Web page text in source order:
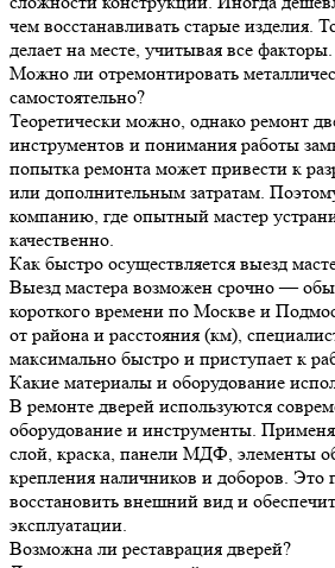
чем восстанавливать старые изделия.
делает на месте, учитывая все факторы.
Можно ли отремонтировать
самостоятельно?
Теоретически можно, однако ремонт
инструментов и понимания работы
попытка ремонта может привести к
или дополнительным затратам.
компанию, где опытный мастер
качественно.
Как быстро осуществляется выезд
Выезд мастера возможен срочно —
короткого времени по Москве и
от района и расстояния (км),
максимально быстро и приступает к
Какие материалы и оборудование
В ремонте дверей используются
оборудование и инструменты.
слой, краска, панели МДФ, элементы
крепления наличников и доборов. Это
восстановить внешний вид и
эксплуатации.
Возможна ли реставрация дверей?